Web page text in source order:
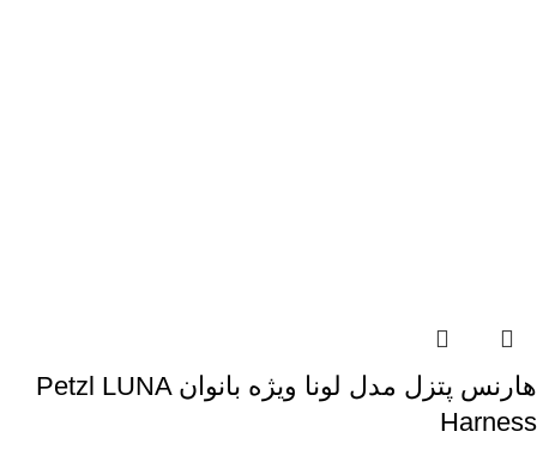
هارنس پتزل مدل لونا ویژه بانوان Petzl LUNA
Harness